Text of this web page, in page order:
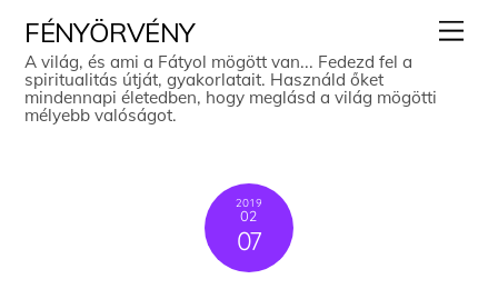
content
FÉNYÖRVÉNY
A világ, és ami a Fátyol mögött van... Fedezd fel a
spiritualitás útját, gyakorlatait. Használd őket
mindennapi életedben, hogy meglásd a világ mögötti
mélyebb valóságot.
2019
02
07